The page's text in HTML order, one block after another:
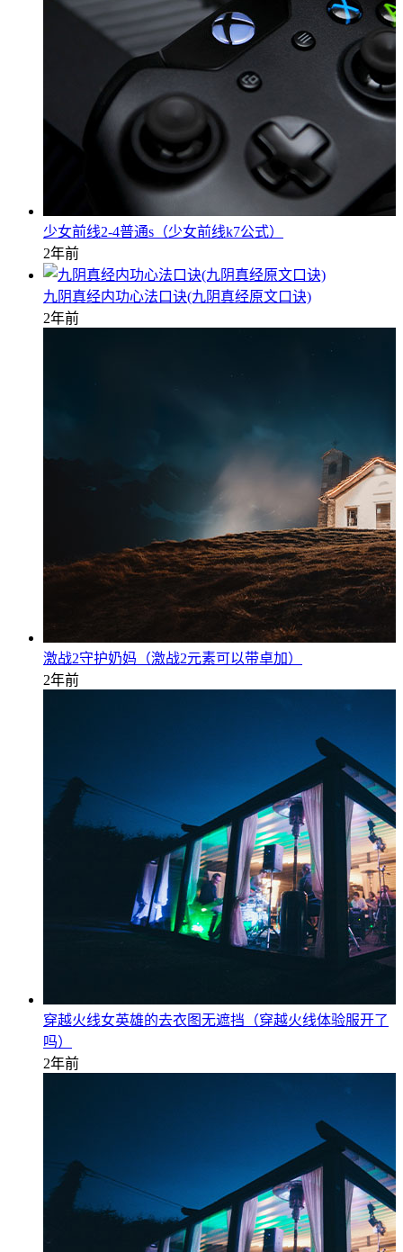
少女前线2-4普通s（少女前线k7公式）
2年前
九阴真经内功心法口诀(九阴真经原文口诀)
2年前
激战2守护奶妈（激战2元素可以带卓加）
2年前
穿越火线女英雄的去衣图无遮挡（穿越火线体验服开了
吗）
2年前